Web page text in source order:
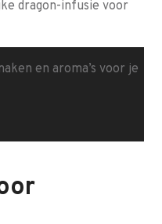
dragon-infusie voor
en aroma’s voor je